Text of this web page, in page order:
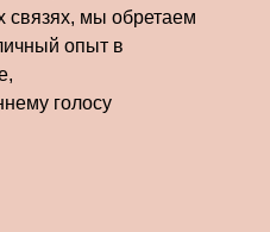
связях, мы обретаем
опыт в
голосу